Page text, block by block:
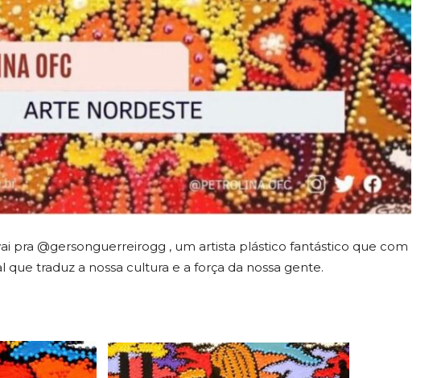
pra @gersonguerreirogg , um artista plástico fantástico que com
traduz a nossa cultura e a força da nossa gente.